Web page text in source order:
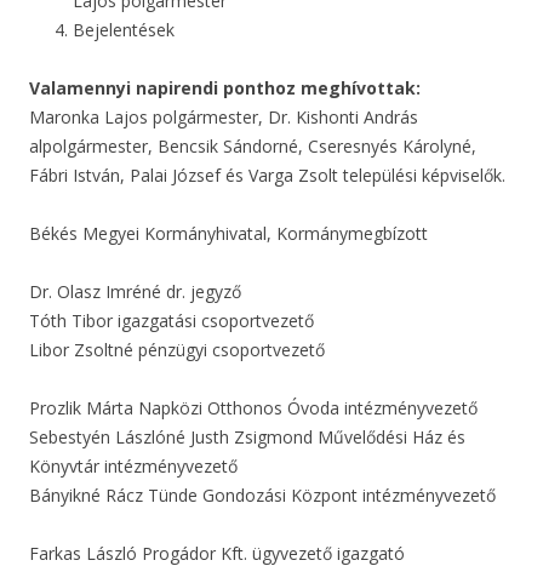
Bejelentések
Valamennyi napirendi ponthoz meghívottak:
Maronka Lajos polgármester, Dr. Kishonti András
alpolgármester, Bencsik Sándorné, Cseresnyés Károlyné,
Fábri István, Palai József és Varga Zsolt települési képviselők.
Békés Megyei Kormányhivatal, Kormánymegbízott
Dr. Olasz Imréné dr. jegyző
Tóth Tibor igazgatási csoportvezető
Libor Zsoltné pénzügyi csoportvezető
Prozlik Márta Napközi Otthonos Óvoda intézményvezető
Sebestyén Lászlóné Justh Zsigmond Művelődési Ház és
Könyvtár intézményvezető
Bányikné Rácz Tünde Gondozási Központ intézményvezető
Farkas László Progádor Kft. ügyvezető igazgató